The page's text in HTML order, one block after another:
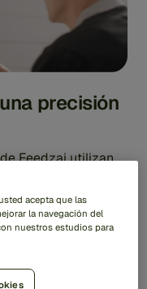
precisión
Feedzai utilizan
de
de
podemos
detener
acepta que las
la navegación del
nuestros estudios para